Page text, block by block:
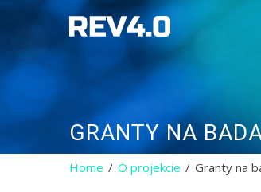
GRANTY NA
Home O projekcie Granty na